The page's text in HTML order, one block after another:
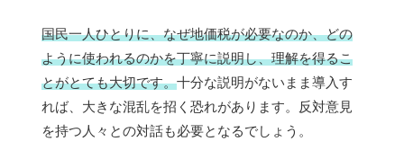
国民一人ひとりに、なぜ地価税が必要なのか、どの
ように使われるのかを丁寧に説明し、理解を得るこ
とがとても大切です。十分な説明がないまま導入す
れば、大きな混乱を招く恐れがあります。反対意見
を持つ人々との対話も必要となるでしょう。